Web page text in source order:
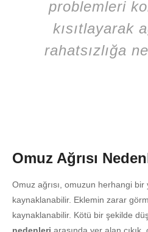
problemleri
kısıtlayarak
rahatsızlığa
Omuz Ağrısı
Omuz ağrısı, omuzun herhangi
kaynaklanabilir. Eklemin zarar
kaynaklanabilir. Kötü bir şekilde
nedenleri arasında yer alan